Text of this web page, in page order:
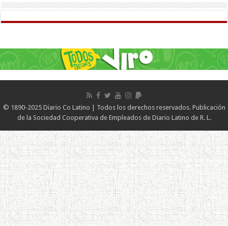
© 1890-2025 Diario Co Latino | Todos los derechos reservados. Publicación
de la Sociedad Cooperativa de Empleados de Diario Latino de R. L.